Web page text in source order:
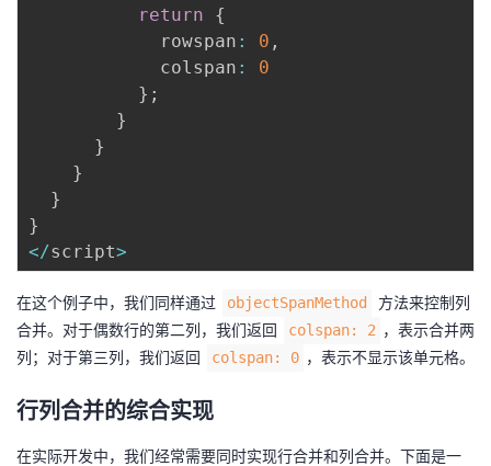
return
{
            rowspan
: 0 ,
            colspan
:
0
} ;
}
}
}
}
}
</script>
在这个例子中，我们同样通过 objectSpanMethod
方法来控制列
合并。对于偶数行的第二列，我们返回
colspan: 2 ，表示合并两
列；对于第三列，我们返回
colspan: 0 ，表示不显示该单元格。
行列合并的综合实现
在实际开发中，我们经常需要同时实现行合并和列合并。下面是一